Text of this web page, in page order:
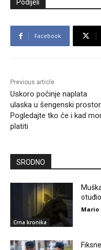
Podijeli
Facebook
Previous article
Uskoro počinje naplata
ulaska u šengenski
Pogledajte tko će i kad
platiti
SRODNO
Crna kronika
Mario